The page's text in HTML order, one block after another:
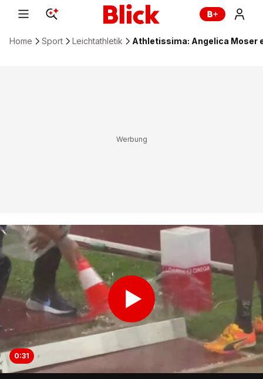
Home Sport Leichtathletik Athletissima: Angelica Moser
0:31